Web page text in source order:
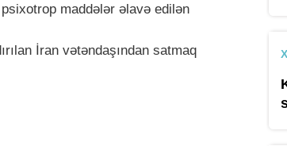
maddələr əlavə edilən
İran vətəndaşından satmaq